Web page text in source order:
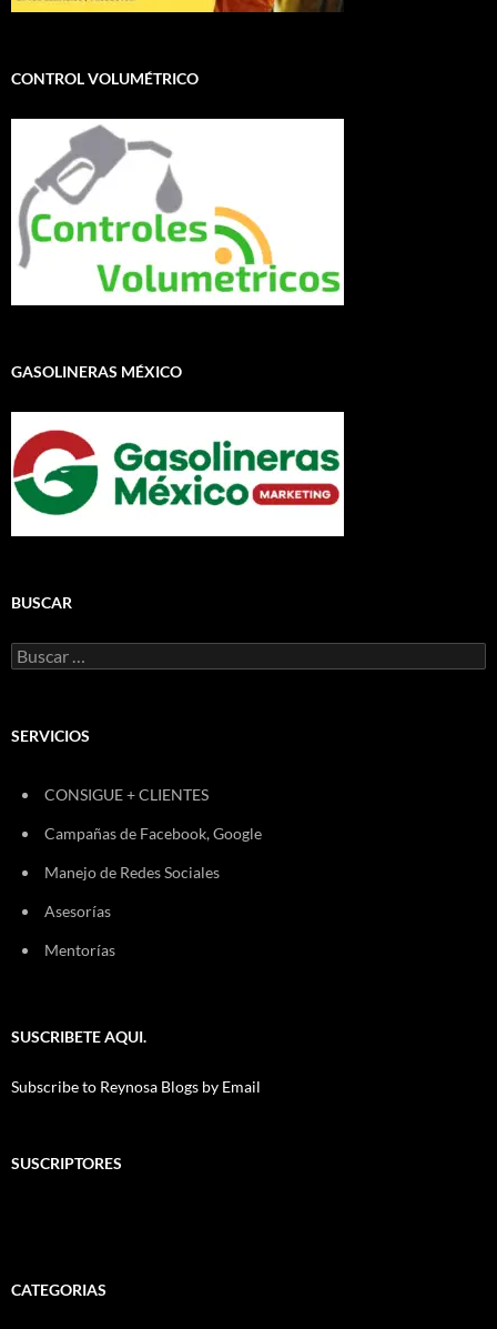
CONTROL VOLUMÉTRICO
GASOLINERAS MÉXICO
BUSCAR
Buscar:
SERVICIOS
CONSIGUE + CLIENTES
Campañas de Facebook, Google
Manejo de Redes Sociales
Asesorías
Mentorías
SUSCRIBETE AQUI.
Subscribe to Reynosa Blogs by Email
SUSCRIPTORES
CATEGORIAS